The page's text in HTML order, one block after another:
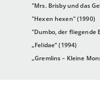
"Mrs. Brisby und das
"Hexen hexen" (1990)
"Dumbo, der fliegende
„Felidae“ (1994)
„Gremlins – Kleine